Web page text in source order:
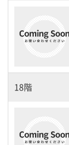
18階